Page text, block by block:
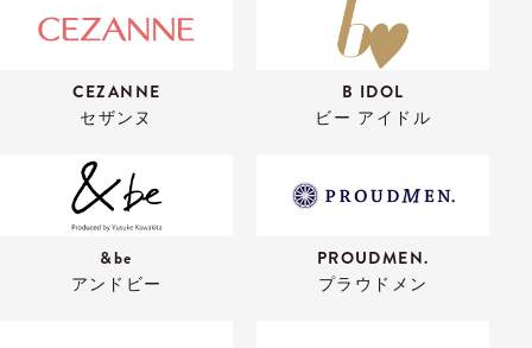
CEZANNE
セザンヌ
B IDOL
ビー アイドル
&be
アンドビー
PROUDMEN.
プラウドメン